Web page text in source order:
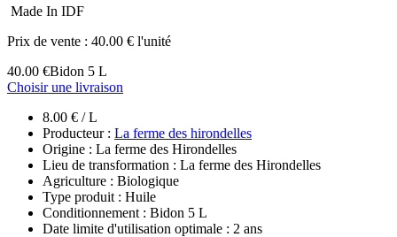
Made In IDF
Prix de vente : 40.00 € l'unité
40.00 €Bidon 5 L
Choisir une livraison
8.00 € / L
Producteur : La ferme des hirondelles
Origine : La ferme des Hirondelles
Lieu de transformation : La ferme des Hirondelles
Agriculture : Biologique
Type produit : Huile
Conditionnement : Bidon 5 L
Date limite d'utilisation optimale : 2 ans